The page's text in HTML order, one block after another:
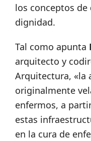
los conceptos
dignidad.
Tal como apunta
arquitecto y
Arquitectura, «la
originalmente
enfermos, a
estas
en la cura de